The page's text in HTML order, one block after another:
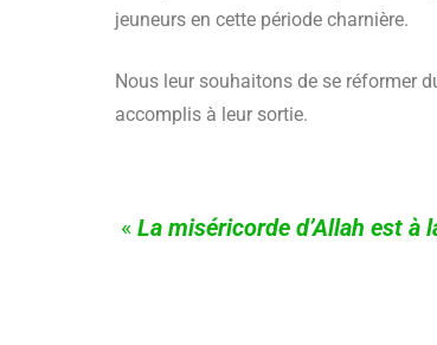
jeuneurs en cette période charnière.
Nous leur souhaitons de se réformer
accomplis à leur sortie.
« La miséricorde d’Allah est